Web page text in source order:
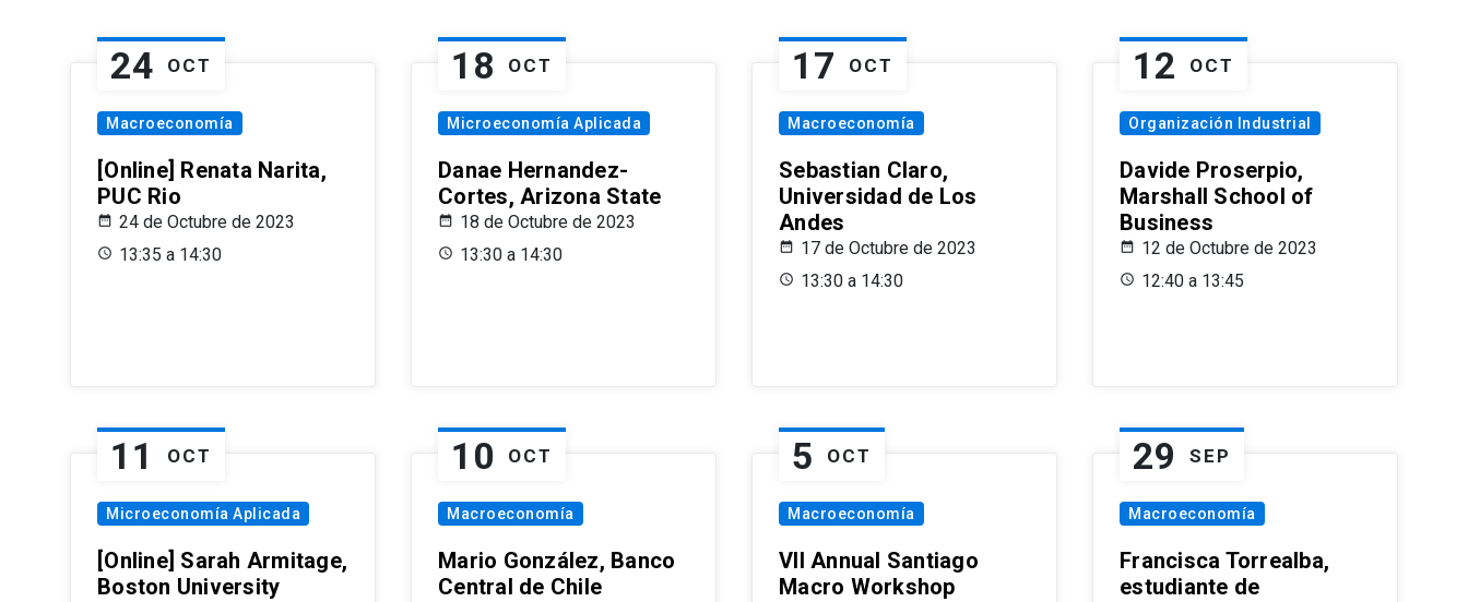
24 OCT
Macroeconomía
[Online] Renata Narita,
PUC Rio
24 de Octubre de 2023
13:35 a 14:30
18 OCT
Microeconomía Aplicada
Danae Hernandez-
Cortes, Arizona State
18 de Octubre de 2023
13:30 a 14:30
17 OCT
Macroeconomía
Sebastian Claro,
Universidad de Los
Andes
17 de Octubre de 2023
13:30 a 14:30
12 OCT
Organización Industrial
Davide Proserpio,
Marshall School of
Business
12 de Octubre de 2023
12:40 a 13:45
11 OCT
Microeconomía Aplicada
[Online] Sarah Armitage,
Boston University
10 OCT
Macroeconomía
Mario González, Banco
Central de Chile
5 OCT
Macroeconomía
VII Annual Santiago
Macro Workshop
29 SEP
Macroeconomía
Francisca Torrealba,
estudiante de